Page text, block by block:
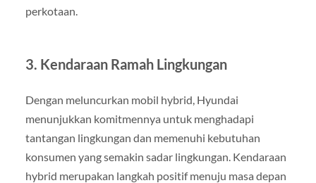
perkotaan.
3. Kendaraan Ramah Lingkungan
Dengan meluncurkan mobil hybrid, Hyundai
menunjukkan komitmennya untuk menghadapi
tantangan lingkungan dan memenuhi kebutuhan
konsumen yang semakin sadar lingkungan. Kendaraan
hybrid merupakan langkah positif menuju masa depan